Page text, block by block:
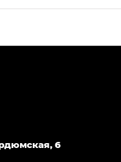
Экс
ТРЭВЕЛЛЕР — GS8
6